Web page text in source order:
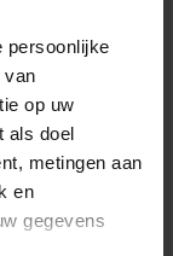
persoonlijke
van
op uw
als doel
metingen aan
en
gegevens